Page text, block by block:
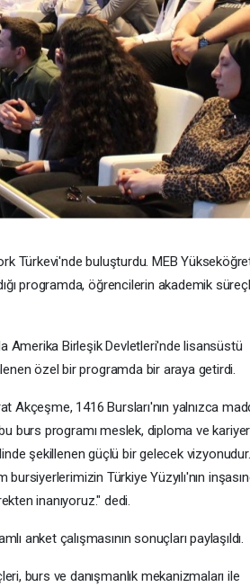
Türkevi'nde buluşturdu. MEB
programda, öğrencilerin akademik
Amerika Birleşik Devletleri'nde lisansüstü
özel bir programda bir araya getirdi.
Akçeşme, 1416 Bursları'nın yalnızca
bu burs programı meslek, diploma ve kariyer
şekillenen güçlü bir gelecek vizyonudur.
Türkiye Yüzyılı'nın
inanıyoruz." dedi.
anket çalışmasının sonuçları paylaşıldı.
burs ve danışmanlık mekanizmaları ile